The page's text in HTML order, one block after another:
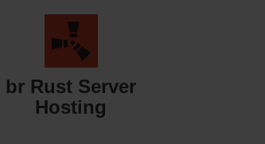
br Rust Server
Hosting